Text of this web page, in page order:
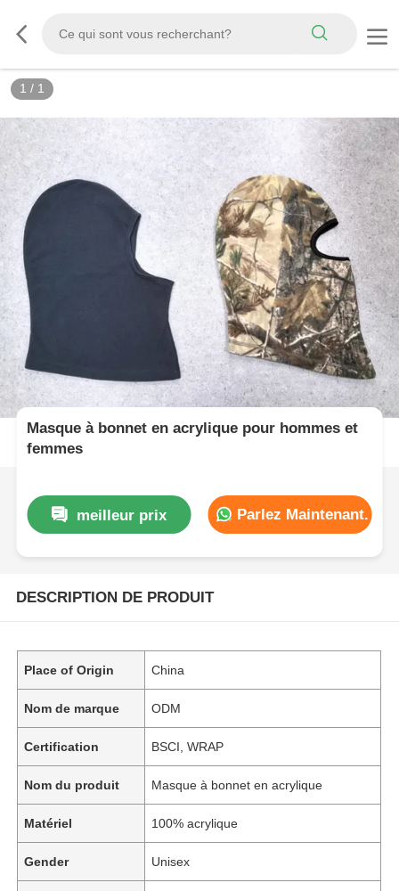
1 / 1
Masque à bonnet en acrylique pour hommes et
femmes
meilleur prix Parlez Maintenant.
DESCRIPTION DE PRODUIT
Place of Origin China
Nom de marque ODM
Certification BSCI, WRAP
Nom du produit Masque à bonnet en acrylique
Matériel 100% acrylique
Gender Unisex